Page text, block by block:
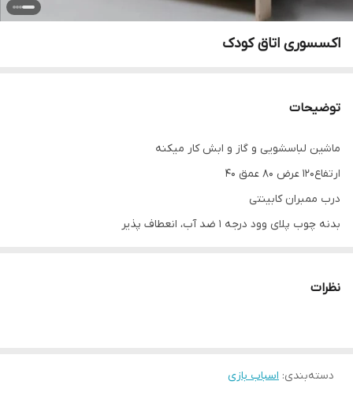
اکسسوری اتاق کودک
توضیحات
ماشین لباسشویی و گاز و ابش کار میکنه
ارتفاع۱۲۰ عرض ۸۰ عمق ۴۰
درب ممبران کابینتی
بدنه چوب پلای وود درجه 1 ضد آب، انعطاف پذیر
نظرات
دسته‌بندی: اسباب بازی